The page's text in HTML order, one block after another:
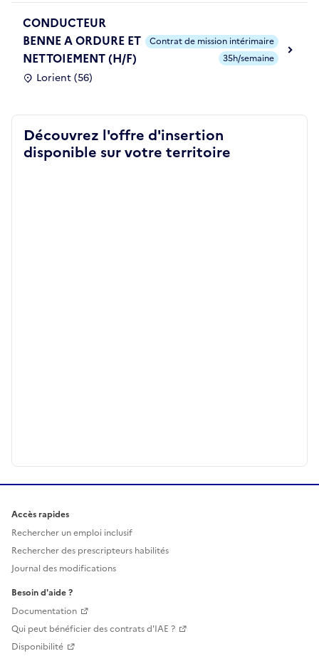
CONDUCTEUR
BENNE A ORDURE ET
NETTOIEMENT (H/F)
Lorient (56)
Contrat de mission intérimaire
35h/semaine
Découvrez l'offre d'insertion
disponible sur votre territoire
Accès rapides
Rechercher un emploi inclusif
Rechercher des prescripteurs habilités
Journal des modifications
Besoin d'aide ?
Documentation
Qui peut bénéficier des contrats d'IAE ?
Disponibilité